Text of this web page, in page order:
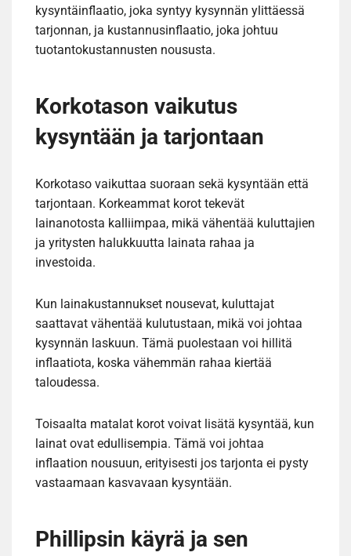
kysyntäinflaatio, joka syntyy kysynnän ylittäessä
tarjonnan, ja kustannusinflaatio, joka johtuu
tuotantokustannusten noususta.
Korkotason vaikutus
kysyntään ja tarjontaan
Korkotaso vaikuttaa suoraan sekä kysyntään että
tarjontaan. Korkeammat korot tekevät
lainanotosta kalliimpaa, mikä vähentää kuluttajien
ja yritysten halukkuutta lainata rahaa ja
investoida.
Kun lainakustannukset nousevat, kuluttajat
saattavat vähentää kulutustaan, mikä voi johtaa
kysynnän laskuun. Tämä puolestaan voi hillitä
inflaatiota, koska vähemmän rahaa kiertää
taloudessa.
Toisaalta matalat korot voivat lisätä kysyntää, kun
lainat ovat edullisempia. Tämä voi johtaa
inflaation nousuun, erityisesti jos tarjonta ei pysty
vastaamaan kasvavaan kysyntään.
Phillipsin käyrä ja sen